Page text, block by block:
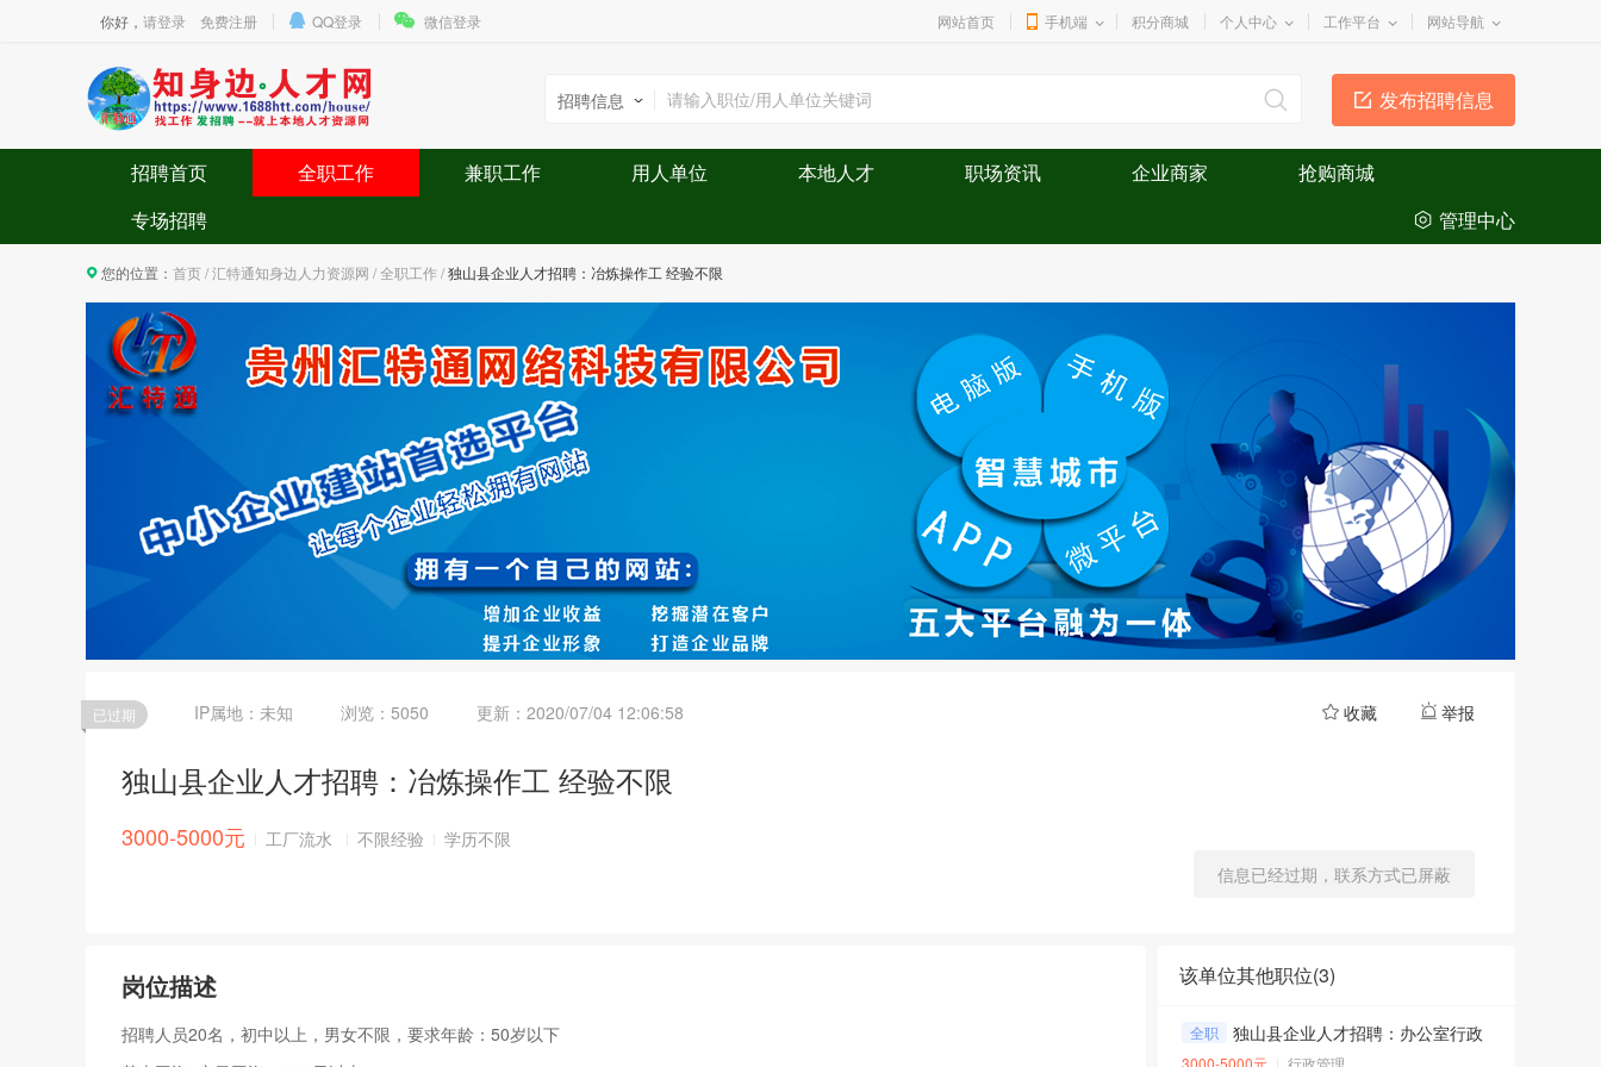
你好， 请登录 免费注册 QQ登录 微信登录 网站首页 手机端 积分商城 个人中心 工作平台 网站导航
发布招聘信息
招聘信息
招聘首页 全职工作 兼职工作 用人单位 本地人才 职场资讯 企业商家
抢购商城
专场招聘
管理中心
您的位置： 首页/汇特通知身边人力资源网 /全职工作 /独山县企业人才招聘：冶炼操作工 经验不限
收藏 举报
已过期 IP属地： 未知 浏览：5050 更新： 2020/07/04 12:06:58
独山县企业人才招聘：冶炼操作工 经验不限
3000-5000元 工厂流水 不限经验
学历不限
信息已经过期，联系方式已屏蔽
岗位描述
招聘人员20名，初中以上，男女不限，要求年龄：50岁以下
该单位其他职位(3)
全职 独山县企业人才招聘：办公室行政文员3名